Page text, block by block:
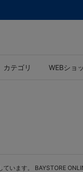
カテゴリ WEBショ
います。 BAYSTORE